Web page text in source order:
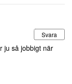
Svara
ju så jobbigt när